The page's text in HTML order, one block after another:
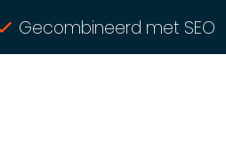
Gecombineerd met SEO